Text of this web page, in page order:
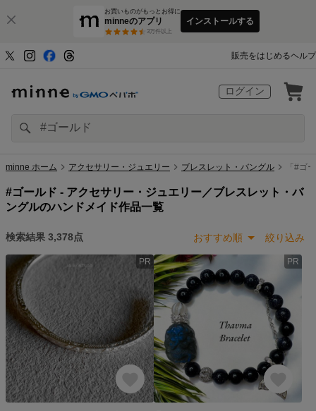
お買いものがもっとお得に
minneのアプリ
3万件以上
インストールする
販売をはじめるヘルプ
ログイン
minne ホーム アクセサリー・ジュエリー ブレスレット・バングル 「#ゴ
#ゴールド - アクセサリー・ジュエリー／ブレスレット・バ
ングルのハンドメイド作品一覧
おすすめ順 絞り込み
検索結果 3,378点
PR PR